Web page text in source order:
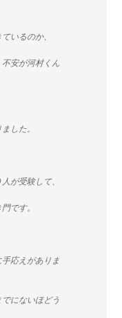
いるのか、
安が河村くん
した。
が受験して、
です。
応えがありま
にないほどう